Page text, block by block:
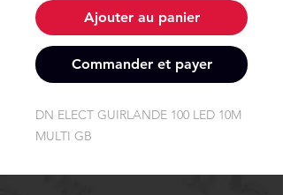
Ajouter au panier
Commander et payer
DN ELECT GUIRLANDE 100 LED 10M
MULTI GB